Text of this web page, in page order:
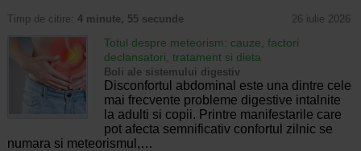
Timp de citire: 4 minute, 55 secunde 26 iulie 2026
Totul despre meteorism: cauze, factori
declansatori, tratament si dieta
Boli ale sistemului digestiv
Disconfortul abdominal este una dintre cele
mai frecvente probleme digestive intalnite
la adulti si copii. Printre manifestarile care
pot afecta semnificativ confortul zilnic se
numara si meteorismul,…